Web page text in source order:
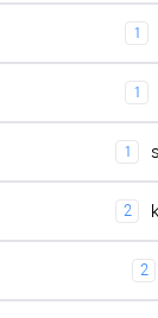
1
1
1
2
2